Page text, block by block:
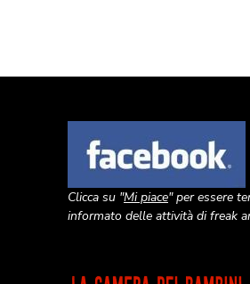
Clicca su "Mi piace" per essere
informato delle attività di freak
Image